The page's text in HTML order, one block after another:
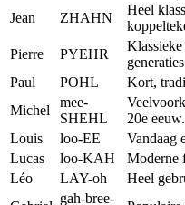
Jean
ZHAHN
Heel
Pierre
PYEHR
Paul
POHL
Kort,
Michel
mee-
SHEHL
20e eeuw.
Louis
loo-EE
Vandaag
Lucas
loo-KAH
Moderne
Léo
LAY-oh
Heel
gah-bree-